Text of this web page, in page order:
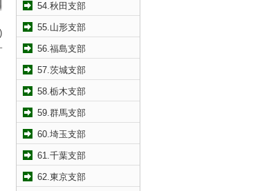
54.秋田支部
55.山形支部
56.福島支部
57.茨城支部
58.栃木支部
59.群馬支部
60.埼玉支部
61.千葉支部
62.東京支部